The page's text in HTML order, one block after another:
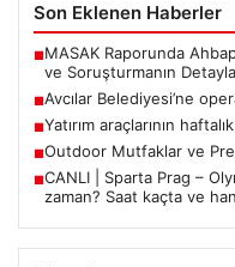
Son Eklenen Haberler
■MASAK Raporunda
ve Soruşturmanın
■Avcılar Belediyesi’ne
■Yatırım araçlarının
■Outdoor Mutfaklar ve
■CANLI | Sparta Prag –
zaman? Saat kaçta ve